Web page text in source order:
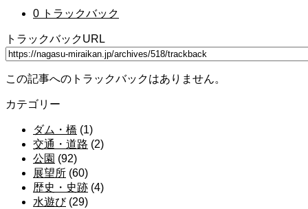
0 トラックバック
トラックバックURL
この記事へのトラックバックはありません。
カテゴリー
ダム・橋 (1)
交通・道路 (2)
公園 (92)
展望所 (60)
歴史・史跡 (4)
水遊び(29)